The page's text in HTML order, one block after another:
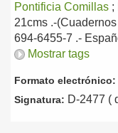
Pontificia Comillas ;
21cms .-
694-6455-7 .-
Mostrar tags
Formato electrónico:
Signatura: D-2477 (